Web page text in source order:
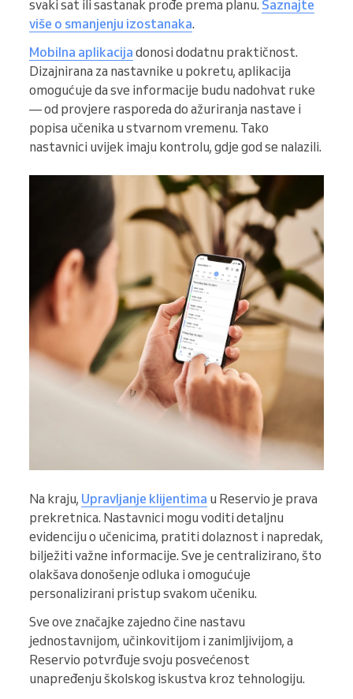
svaki sat ili sastanak prođe prema planu. Saznajte
više o smanjenju izostanaka.
Mobilna aplikacija donosi dodatnu praktičnost.
Dizajnirana za nastavnike u pokretu, aplikacija
omogućuje da sve informacije budu nadohvat ruke
— od provjere rasporeda do ažuriranja nastave i
popisa učenika u stvarnom vremenu. Tako
nastavnici uvijek imaju kontrolu, gdje god se nalazili.
Na kraju, Upravljanje klijentima u Reservio je prava
prekretnica. Nastavnici mogu voditi detaljnu
evidenciju o učenicima, pratiti dolaznost i napredak,
bilježiti važne informacije. Sve je centralizirano, što
olakšava donošenje odluka i omogućuje
personalizirani pristup svakom učeniku.
Sve ove značajke zajedno čine nastavu
jednostavnijom, učinkovitijom i zanimljivijom, a
Reservio potvrđuje svoju posvećenost
unapređenju školskog iskustva kroz tehnologiju.